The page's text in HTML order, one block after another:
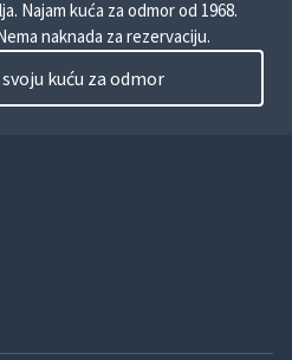
Najam kuća za odmor od 1968.
naknada za rezervaciju.
kuću za odmor